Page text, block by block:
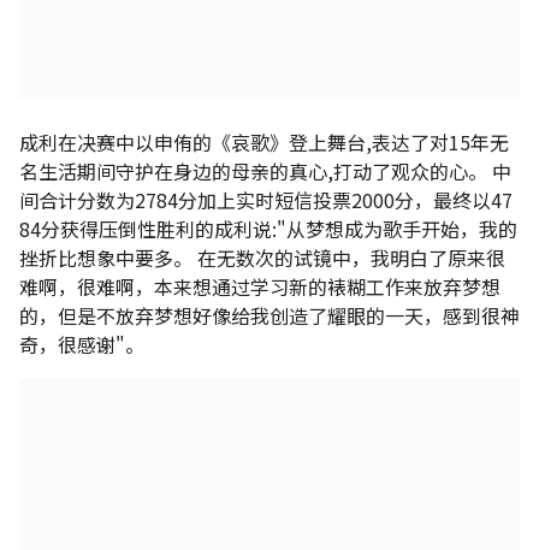
成利在决赛中以申侑的《哀歌》登上舞台,表达了对15年无
名生活期间守护在身边的母亲的真心,打动了观众的心。 中
间合计分数为2784分加上实时短信投票2000分，最终以47
84分获得压倒性胜利的成利说:"从梦想成为歌手开始，我的
挫折比想象中要多。 在无数次的试镜中，我明白了原来很
难啊，很难啊，本来想通过学习新的裱糊工作来放弃梦想
的，但是不放弃梦想好像给我创造了耀眼的一天，感到很神
奇，很感谢"。